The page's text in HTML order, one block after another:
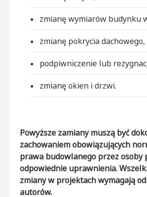
zmianę wymiarów budynku
zmianę pokrycia dachowego,
podpiwniczenie lub
zmianę okien i drzwi.
Powyższe zamiany muszą być
zachowaniem obowiązujących
prawa budowlanego przez osoby
odpowiednie uprawnienia.
zmiany w projektach wymagają
autorów.